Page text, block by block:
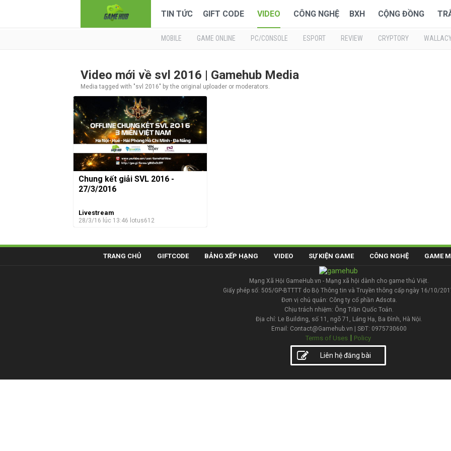
TIN TỨC GIFT CODE VIDEO CÔNG NGHỆ BXH CỘNG ĐỒNG
MOBILE GAME ONLINE PC/CONSOLE ESPORT REVIEW CRYPTORY
Video mới về svl 2016 | Gamehub Media
Media tagged with "svl 2016" by the original uploader or moderators.
Chung kết giải SVL 2016 -
27/3/2016
Livestream
28/3/16 lúc 13:46 lotus612
TRANG CHỦ GIFTCODE BẢNG XẾP HẠNG VIDEO SỰ KIỆN GAME CÔNG NGHỆ GAME
Mạng Xã Hội GameHub.vn - Mạng xã hội dành cho game thủ Việt.
Giấy phép số: 505/GP-BTTTT do Bộ Thông tin và Truyền thông cấp ngày 16/10/
Đơn vị chủ quản: Công ty cổ phần Adsota.
Chịu trách nhiệm: Ông Trần Quốc Toản.
Địa chỉ: Le Building, số 11, ngõ 71, Láng Hạ, Ba Đình, Hà Nội.
Email: Contact@Gamehub.vn | SĐT: 0975730600
Terms of Uses | Policy
Liên hệ đăng bài